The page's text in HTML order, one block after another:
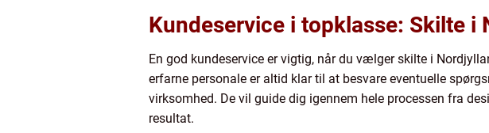
Kundeservice i topklasse: Skilte i
En god kundeservice er vigtig, når du vælger skilte i
erfarne personale er altid klar til at besvare eventuelle
virksomhed. De vil guide dig igennem hele processen fra
resultat.